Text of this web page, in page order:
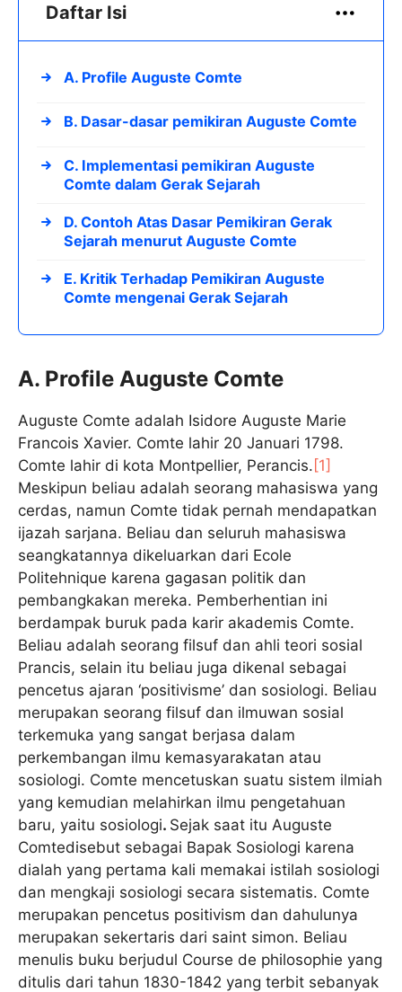
Daftar Isi
A. Profile Auguste Comte
B. Dasar-dasar pemikiran Auguste Comte
C. Implementasi pemikiran Auguste
Comte dalam Gerak Sejarah
D. Contoh Atas Dasar Pemikiran Gerak
Sejarah menurut Auguste Comte
E. Kritik Terhadap Pemikiran Auguste
Comte mengenai Gerak Sejarah
A. Profile Auguste Comte
Auguste Comte adalah Isidore Auguste Marie
Francois Xavier. Comte lahir 20 Januari 1798.
Comte lahir di kota Montpellier, Perancis. [1]
Meskipun beliau adalah seorang mahasiswa yang
cerdas, namun Comte tidak pernah mendapatkan
ijazah sarjana. Beliau dan seluruh mahasiswa
seangkatannya dikeluarkan dari Ecole
Politehnique karena gagasan politik dan
pembangkakan mereka. Pemberhentian ini
berdampak buruk pada karir akademis Comte.
Beliau adalah seorang filsuf dan ahli teori sosial
Prancis, selain itu beliau juga dikenal sebagai
pencetus ajaran ‘positivisme’ dan sosiologi. Beliau
merupakan seorang filsuf dan ilmuwan sosial
terkemuka yang sangat berjasa dalam
perkembangan ilmu kemasyarakatan atau
sosiologi. Comte mencetuskan suatu sistem ilmiah
yang kemudian melahirkan ilmu pengetahuan
baru, yaitu sosiologi. Sejak saat itu Auguste
Comtedisebut sebagai Bapak Sosiologi karena
dialah yang pertama kali memakai istilah sosiologi
dan mengkaji sosiologi secara sistematis. Comte
merupakan pencetus positivism dan dahulunya
merupakan sekertaris dari saint simon. Beliau
menulis buku berjudul Course de philosophie yang
ditulis dari tahun 1830-1842 yang terbit sebanyak